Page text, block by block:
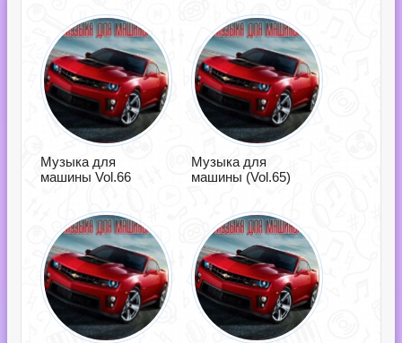
Музыка для
машины Vol.66
Музыка для
машины (Vol.65)